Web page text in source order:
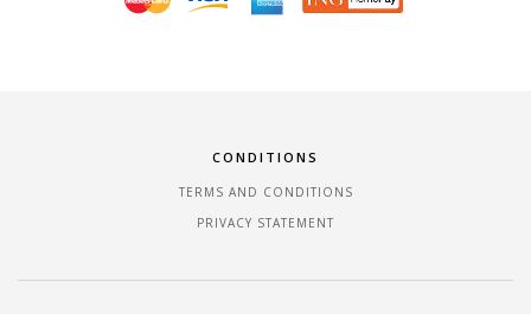
CONDITIONS
TERMS AND CONDITIONS
PRIVACY STATEMENT